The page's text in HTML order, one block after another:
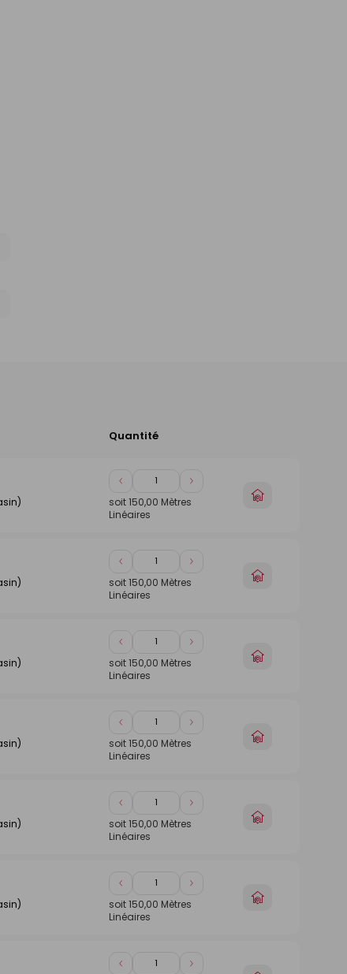
Quantité
Diminuer
de
1
Augmenter
de
soit150,00 Mètres
Linéaires
Choisir
Diminuer
de
1
Augmenter
de
soit150,00 Mètres
Linéaires
Choisir
Diminuer
de
1
Augmenter
de
soit150,00 Mètres
Linéaires
Choisir
Diminuer
de
1
Augmenter
de
soit150,00 Mètres
Linéaires
Choisir
Diminuer
de
1
Augmenter
de
soit150,00 Mètres
Linéaires
Choisir
Diminuer
de
1
Augmenter
de
soit150,00 Mètres
Linéaires
Choisir
Diminuer
Augmenter